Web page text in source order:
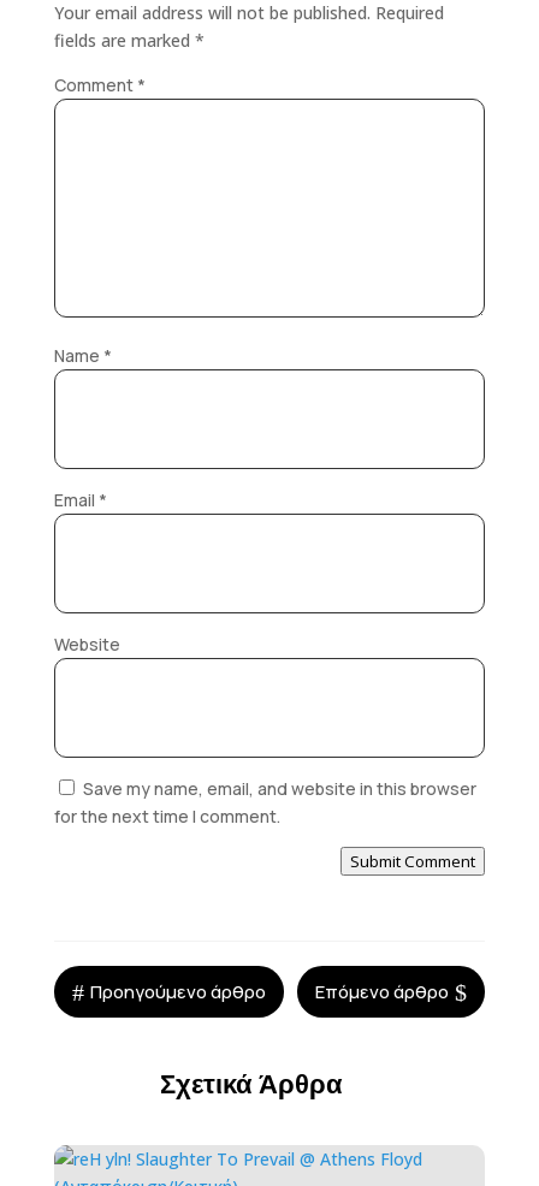
Your email address will not be published. Required
fields are marked *
Comment *
Name *
Email *
Website
Save my name, email, and website in this browser
for the next time I comment.
Submit Comment
# Προηγούμενο άρθρο Επόμενο άρθρο $
Σχετικά Άρθρα